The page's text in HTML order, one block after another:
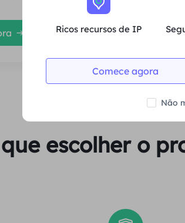
escolher o
Ricos recursos de IP
Comece agora
Não